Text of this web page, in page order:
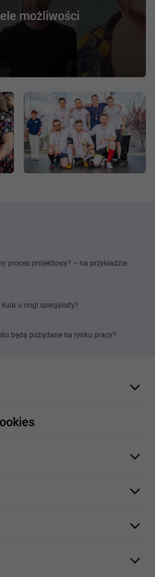
możliwości
proces projektowy? – na przykładzie
u nogi specjalisty?
będą pożądane na rynku pracy?